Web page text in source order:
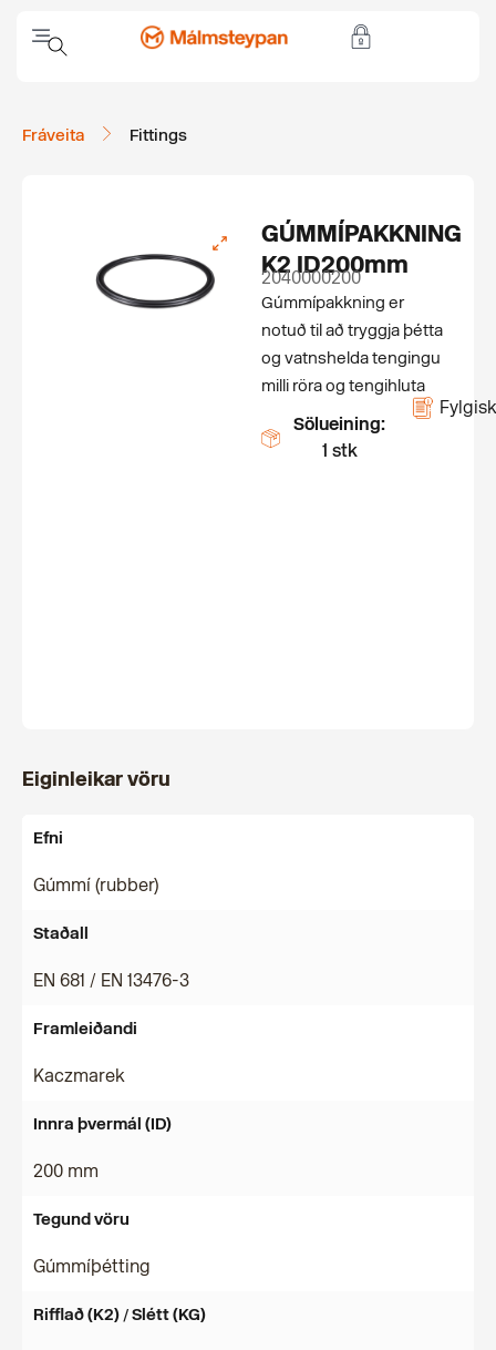
Fráveita Fittings
GÚMMÍPAKKNING
K2 ID200mm
2040000200
Gúmmípakkning er
notuð til að tryggja þétta
og vatnshelda tengingu
milli röra og tengihluta
Sölueining:
1 stk
Eiginleikar vöru
Efni
Gúmmí (rubber)
Staðall
EN 681 / EN 13476-3
Framleiðandi
Kaczmarek
Innra þvermál (ID)
200 mm
Tegund vöru
Gúmmíþétting
Rifflað (K2) / Slétt (KG)